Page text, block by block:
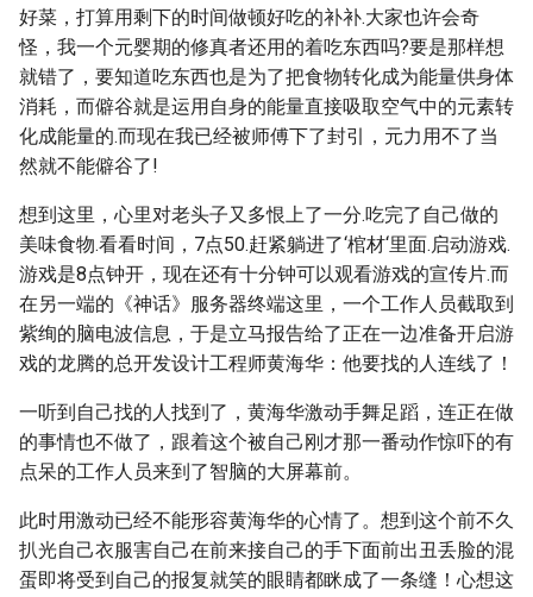
好菜，打算用剩下的时间做顿好吃的补补.大家也许会奇
怪，我一个元婴期的修真者还用的着吃东西吗?要是那样想
就错了，要知道吃东西也是为了把食物转化成为能量供身体
消耗，而僻谷就是运用自身的能量直接吸取空气中的元素转
化成能量的.而现在我已经被师傅下了封引，元力用不了当
然就不能僻谷了!
想到这里，心里对老头子又多恨上了一分.吃完了自己做的
美味食物.看看时间，7点50.赶紧躺进了‘棺材‘里面.启动游戏.
游戏是8点钟开，现在还有十分钟可以观看游戏的宣传片.而
在另一端的《神话》服务器终端这里，一个工作人员截取到
紫绚的脑电波信息，于是立马报告给了正在一边准备开启游
戏的龙腾的总开发设计工程师黄海华：他要找的人连线了！
一听到自己找的人找到了，黄海华激动手舞足蹈，连正在做
的事情也不做了，跟着这个被自己刚才那一番动作惊吓的有
点呆的工作人员来到了智脑的大屏幕前。
此时用激动已经不能形容黄海华的心情了。想到这个前不久
扒光自己衣服害自己在前来接自己的手下面前出丑丢脸的混
蛋即将受到自己的报复就笑的眼睛都眯成了一条缝！心想这